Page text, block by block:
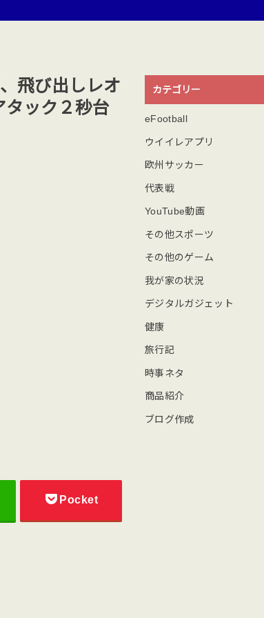
飛び出しレオ
タック２秒台
Pocket
カテゴリー
eFootball
ウイイレアプリ
欧州サッカー
代表戦
YouTube動画
その他スポーツ
その他のゲーム
我が家の状況
デジタルガジェット
健康
旅行記
時事ネタ
商品紹介
ブログ作成